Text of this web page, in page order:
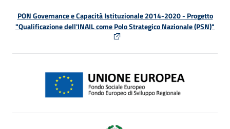
PON Governance e Capacità Istituzionale 2014-2020 - Progetto
"Qualificazione dell'INAIL come Polo Strategico Nazionale (PSN)"